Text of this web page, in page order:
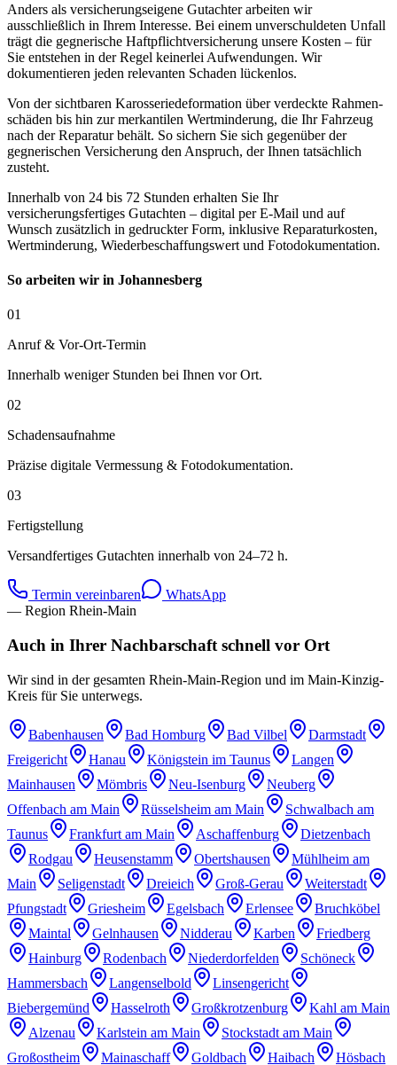
Anders als versicherungseigene Gutachter arbeiten wir
ausschließlich in Ihrem Interesse. Bei einem unverschuldeten Unfall
trägt die gegnerische Haftpflicht­versicherung unsere Kosten – für
Sie entstehen in der Regel keinerlei Aufwendungen. Wir
dokumentieren jeden relevanten Schaden lückenlos.
Von der sichtbaren Karosserie­deformation über verdeckte Rahmen­
schäden bis hin zur merkantilen Wertminderung, die Ihr Fahrzeug
nach der Reparatur behält. So sichern Sie sich gegenüber der
gegnerischen Versicherung den Anspruch, der Ihnen tatsächlich
zusteht.
Innerhalb von 24 bis 72 Stunden erhalten Sie Ihr
versicherungsfertiges Gutachten – digital per E-Mail und auf
Wunsch zusätzlich in gedruckter Form, inklusive Reparaturkosten,
Wertminderung, Wiederbeschaffungswert und Fotodokumentation.
So arbeiten wir in Johannesberg
01
Anruf & Vor-Ort-Termin
Innerhalb weniger Stunden bei Ihnen vor Ort.
02
Schadensaufnahme
Präzise digitale Vermessung & Fotodokumentation.
03
Fertigstellung
Versandfertiges Gutachten innerhalb von 24–72 h.
Termin vereinbaren
WhatsApp
— Region Rhein-Main
Auch in Ihrer Nachbarschaft schnell vor Ort
Wir sind in der gesamten Rhein-Main-Region und im Main-Kinzig-
Kreis für Sie unterwegs.
Babenhausen Bad Homburg Bad Vilbel
Darmstadt
Freigericht
Hanau Königstein im Taunus
Langen
Mainhausen
Mömbris Neu-Isenburg
Neuberg
Offenbach am Main
Rüsselsheim am Main
Schwalbach am
Taunus
Frankfurt am Main Aschaffenburg
Dietzenbach
Rodgau
Heusenstamm Obertshausen
Mühlheim am
Main
Seligenstadt Dreieich Groß-Gerau
Weiterstadt
Pfungstadt
Griesheim Egelsbach Erlensee
Bruchköbel
Maintal
Gelnhausen Nidderau Karben
Friedberg
Hainburg
Rodenbach Niederdorfelden
Schöneck
Hammersbach
Langenselbold
Linsengericht
Biebergemünd
Hasselroth Großkrotzenburg
Kahl am Main
Alzenau
Karlstein am Main
Stockstadt am Main
Großostheim
Mainaschaff Goldbach Haibach Hösbach